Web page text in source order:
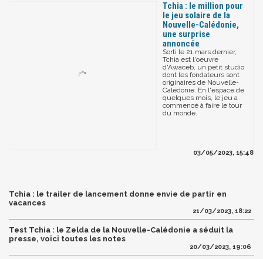
Tchia : le million pour
le jeu solaire de la
Nouvelle-Calédonie,
une surprise
annoncée
Sorti le 21 mars dernier,
Tchia est l'oeuvre
d'Awaceb, un petit studio
dont les fondateurs sont
originaires de Nouvelle-
Calédonie. En l'espace de
quelques mois, le jeu a
commencé à faire le tour
du monde.
03/05/2023, 15:48
Tchia : le trailer de lancement donne envie de partir en
vacances
21/03/2023, 18:22
Test Tchia : le Zelda de la Nouvelle-Calédonie a séduit la
presse, voici toutes les notes
20/03/2023, 19:06